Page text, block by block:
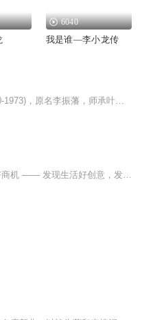
6040
我是谁—李小龙传